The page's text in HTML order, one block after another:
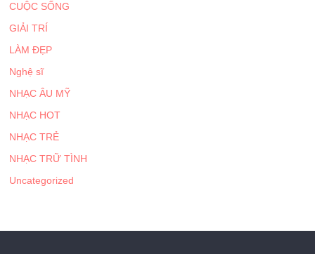
CUỘC SỐNG
GIẢI TRÍ
LÀM ĐẸP
Nghệ sĩ
NHẠC ÂU MỸ
NHẠC HOT
NHẠC TRẺ
NHẠC TRỮ TÌNH
Uncategorized